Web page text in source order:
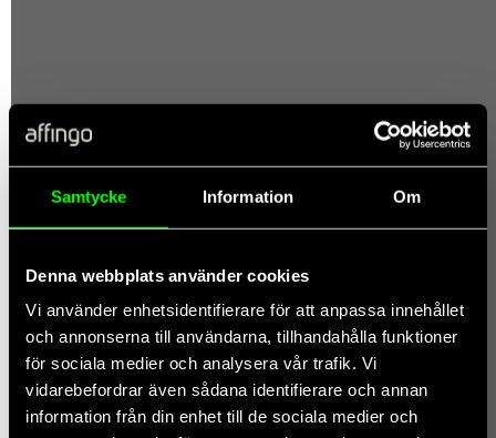
Samtycke Information Om
Denna webbplats använder cookies
Vi använder enhetsidentifierare för att anpassa innehållet
och annonserna till användarna, tillhandahålla funktioner
för sociala medier och analysera vår trafik. Vi
vidarebefordrar även sådana identifierare och annan
information från din enhet till de sociala medier och